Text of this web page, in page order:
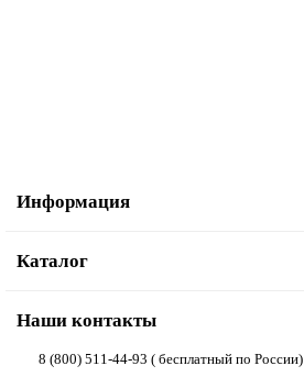
Информация
Каталог
Наши контакты
8 (800) 511-44-93 ( бесплатный по России)